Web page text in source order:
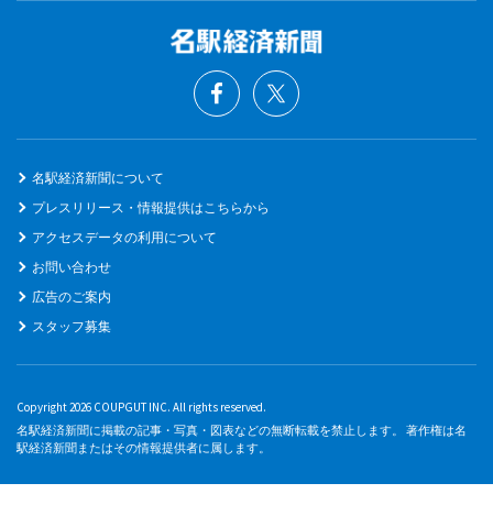
名駅経済新聞について
プレスリリース・情報提供はこちらから
アクセスデータの利用について
お問い合わせ
広告のご案内
スタッフ募集
Copyright 2026 COUPGUT INC. All rights reserved.
名駅経済新聞に掲載の記事・写真・図表などの無断転載を禁止します。 著作権は名
駅経済新聞またはその情報提供者に属します。